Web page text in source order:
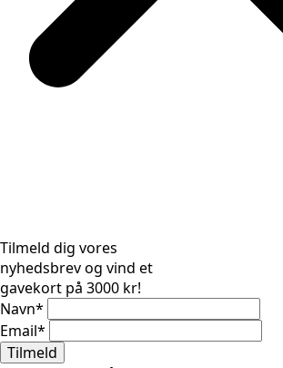
Tilmeld dig vores
nyhedsbrev og vind et
gavekort på 3000 kr!
Navn*
Email*
Tilmeld